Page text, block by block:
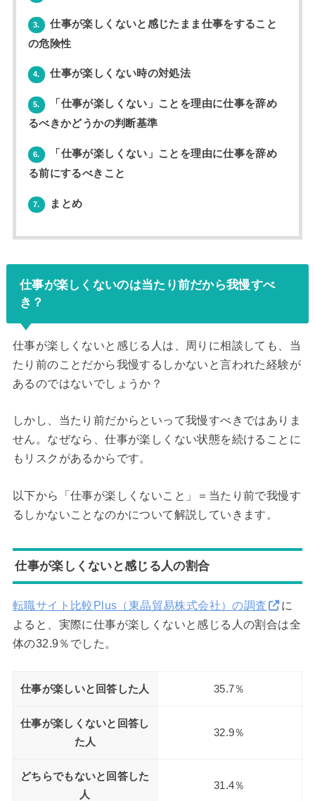
3.
仕事が楽しくないと感じたまま仕事をすること
の危険性
4. 仕事が楽しくない時の対処法
5.
「仕事が楽しくない」ことを理由に仕事を辞め
るべきかどうかの判断基準
6.
「仕事が楽しくない」ことを理由に仕事を辞め
る前にするべきこと
7. まとめ
仕事が楽しくないのは当たり前だから我慢すべ
き？
仕事が楽しくないと感じる人は、周りに相談しても、当
たり前のことだから我慢するしかないと言われた経験が
あるのではないでしょうか？
しかし、当たり前だからといって我慢すべきではありま
せん。なぜなら、仕事が楽しくない状態を続けることに
もリスクがあるからです。
以下から「仕事が楽しくないこと」＝当たり前で我慢す
るしかないことなのかについて解説していきます。
仕事が楽しくないと感じる人の割合
転職サイト比較Plus（東晶貿易株式会社）の調査
に
よると、実際に仕事が楽しくないと感じる人の割合は全
体の32.9％でした。
仕事が楽しいと回答した人 35.7％
仕事が楽しくないと回答し
た人
32.9％
どちらでもないと回答した
人
31.4％